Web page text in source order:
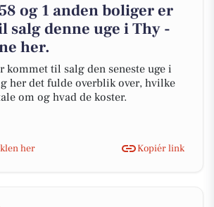
og 1 anden boliger er
salg denne uge i Thy -
her.
kommet til salg den seneste uge i
her det fulde overblik over, hvilke
om og hvad de koster.
her
Kopiér link